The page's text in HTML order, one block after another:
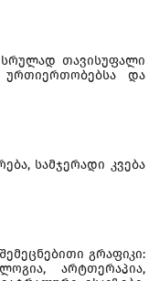
სრულად თავისუფალი
და
სამჯერადი კვება
გრაფიკი:
არტთერაპია,